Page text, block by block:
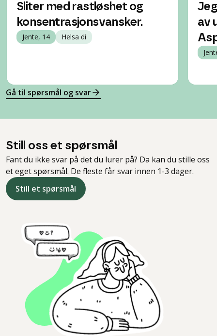
Sliter med rastløshet og
konsentrasjonsvansker.
Jente, 14 Helsa di
av
Gå til spørsmål og svar
Still oss et spørsmål
Fant du ikke svar på det du lurer på? Da kan du stille oss
et eget spørsmål. De fleste får svar innen 1-3 dager.
Still et spørsmål